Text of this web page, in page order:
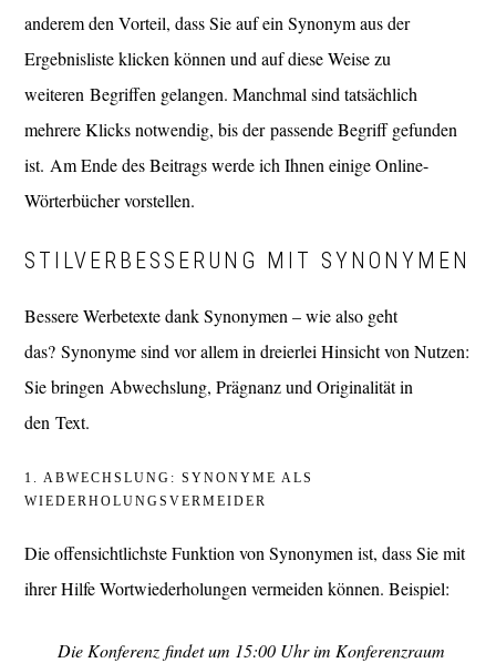
anderem den Vorteil, dass Sie auf ein Synonym aus der
Ergebnisliste klicken können und auf diese Weise zu
weiteren Begriffen gelangen. Manchmal sind tatsächlich
mehrere Klicks notwendig, bis der passende Begriff gefunden
ist. Am Ende des Beitrags werde ich Ihnen einige Online-
Wörterbücher vorstellen.
STILVERBESSERUNG MIT SYNONYMEN
Bessere Werbetexte dank Synonymen – wie also geht
das? Synonyme sind vor allem in dreierlei Hinsicht von Nutzen:
Sie bringen Abwechslung, Prägnanz und Originalität in
den Text.
1. ABWECHSLUNG: SYNONYME ALS
WIEDERHOLUNGSVERMEIDER
Die offensichtlichste Funktion von Synonymen ist, dass Sie mit
ihrer Hilfe Wortwiederholungen vermeiden können. Beispiel:
Die Konferenz findet um 15:00 Uhr im Konferenzraum